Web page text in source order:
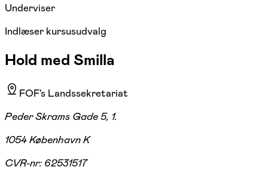
Underviser
Indlæser kursusudvalg
Hold med Smilla
FOF's Landssekretariat
Peder Skrams Gade 5, 1.
1054 København K
CVR-nr: 62531517